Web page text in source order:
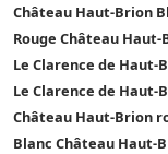
Château Haut-Brion
Rouge Château Haut-
Le Clarence de Haut-
Le Clarence de Haut-
Château Haut-Brion
Blanc Château Haut-